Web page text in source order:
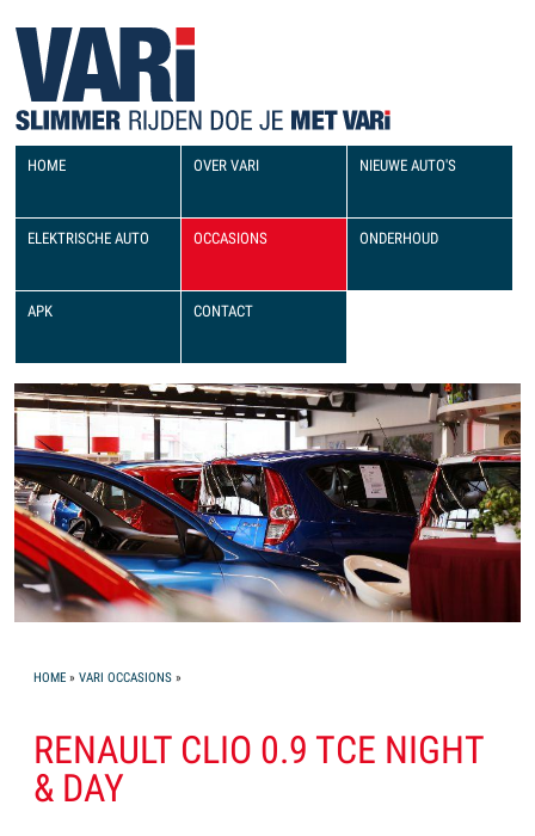
YOU ARE HERE
HOME » VARI OCCASIONS »
RENAULT CLIO 0.9 TCE NIGHT
& DAY
HOME OVER VARI NIEUWE AUTO'S
ELEKTRISCHE AUTO OCCASIONS ONDERHOUD
APK CONTACT